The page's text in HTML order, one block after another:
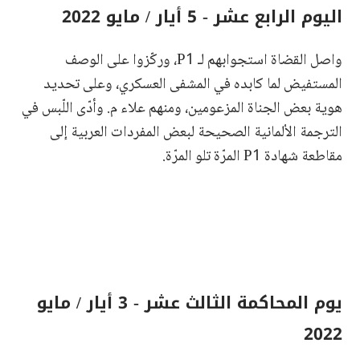
اليوم الرابع عشر - 5 أيار / مايو 2022
واصل القضاة استجوابهم لـ P1، وركّزوا على الوصف
المستفيض لما كابده في المشفى العسكري، وعلى تحديد
هوية بعض الجناة المزعومين، ومنهم علاء م. وأدّى اللّبس في
الترجمة الألمانية الصحيحة لبعض المفردات العربية إلى
مقاطعة شهادة P1 المرّة تلو المرّة.
يوم المحاكمة الثالث عشر - 3 أيار / مايو
2022